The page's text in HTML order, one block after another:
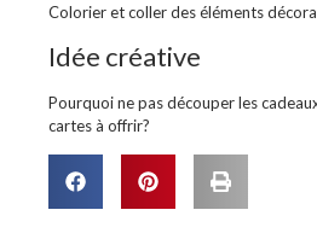
Colorier et coller des éléments
Idée créative
Pourquoi ne pas découper les
cartes à offrir?